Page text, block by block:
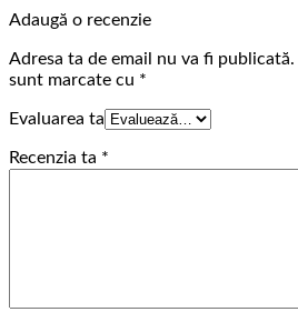
Adaugă o recenzie
Adresa ta de email nu va fi publicată.
sunt marcate cu *
Evaluarea ta
Recenzia ta *